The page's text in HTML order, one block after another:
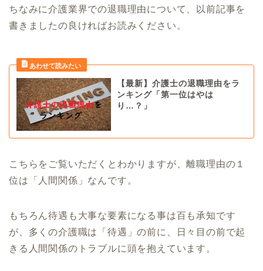
ちなみに介護業界での退職理由について、以前記事を
書きましたの良ければお読みください。
【最新】介護士の退職理由をラ
ンキング「第一位はやは
り…？」
こちらをご覧いただくとわかりますが、離職理由の１
位は「人間関係」なんです。
もちろん待遇も大事な要素になる事は百も承知です
が、多くの介護職は「待遇」の前に、日々目の前で起
きる人間関係のトラブルに頭を抱えています。